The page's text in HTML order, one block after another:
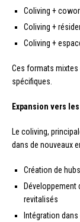
Coliving +
Coliving +
Coliving +
Ces formats mixtes
spécifiques.
Expansion vers
Le coliving,
dans de nouveaux
Création de
Développement
revitalisés
Intégration